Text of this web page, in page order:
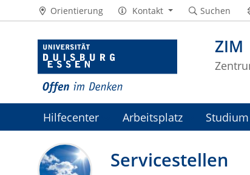
ZIM
Orientierung Kontakt Suchen
Hilfecenter Arbeitsplatz Studium
ZIM-Intranet
Servicestellen